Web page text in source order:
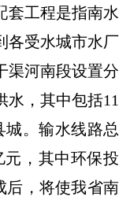
套工程是指南水
各受水城市水厂
渠河南段设置分
水，其中包括11
。 输水线路总
元，其中环保投
后，将使我省南